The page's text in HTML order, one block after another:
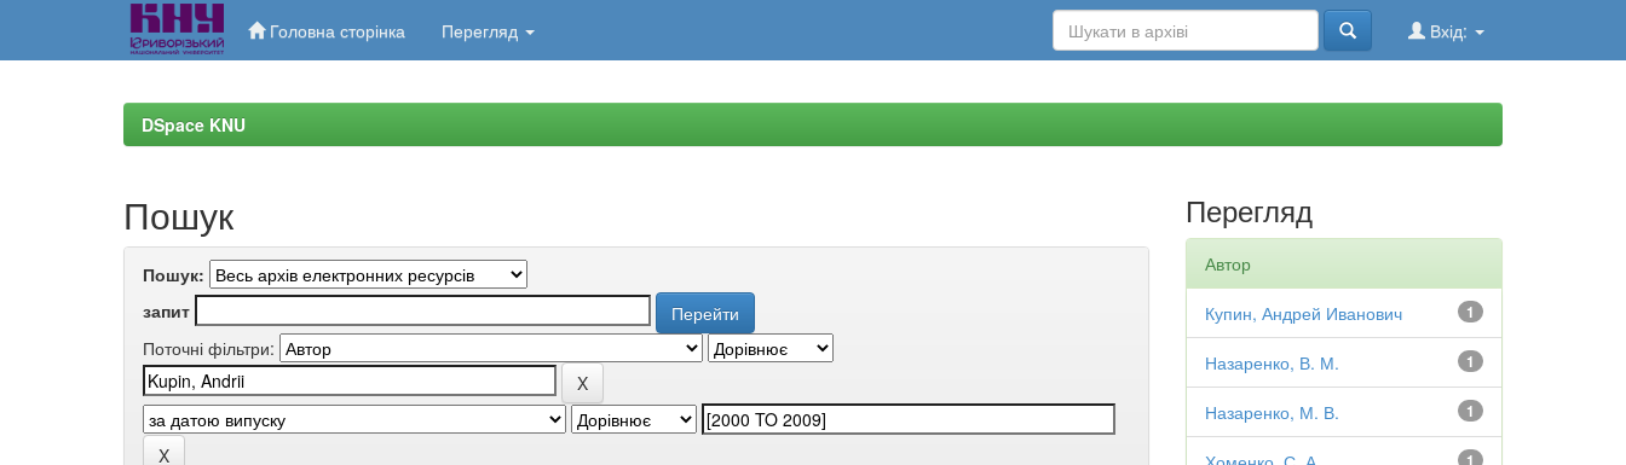
Головна сторінка Перегляд Вхід:
DSpace KNU
Пошук
Пошук:
запит
Поточні фільтри:
Перегляд
Автор
1
Купин, Андрей Иванович
1
Назаренко, В. М.
1
Назаренко, М. В.
1